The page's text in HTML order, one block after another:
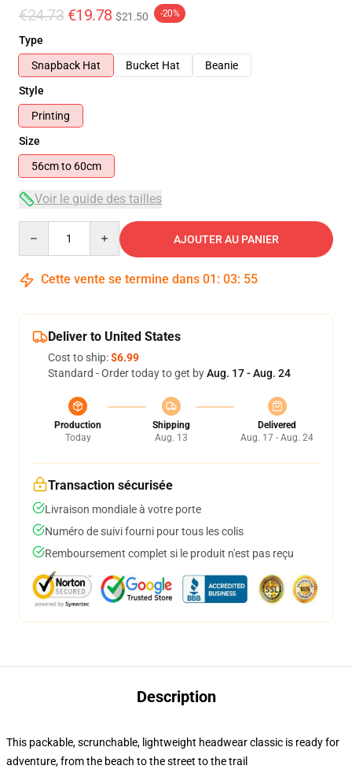
€24.73 €19.78 $21.50 -20%
Type
Snapback Hat
Bucket Hat
Beanie
Style
Printing
Size
56cm to 60cm
Voir le guide des tailles
AJOUTER AU PANIER
Cette vente se termine dans 01 : 03: 55
Deliver to United States
Cost to ship:$6.99
Standard - Order today to get byAug. 17 - Aug. 24
Production
Today
Shipping
Aug. 13
Delivered
Aug. 17 - Aug. 24
Transaction sécurisée
Livraison mondiale à votre porte
Numéro de suivi fourni pour tous les colis
Remboursement complet si le produit n'est pas reçu
Description
This packable, scrunchable, lightweight headwear classic is ready for
adventure, from the beach to the street to the trail